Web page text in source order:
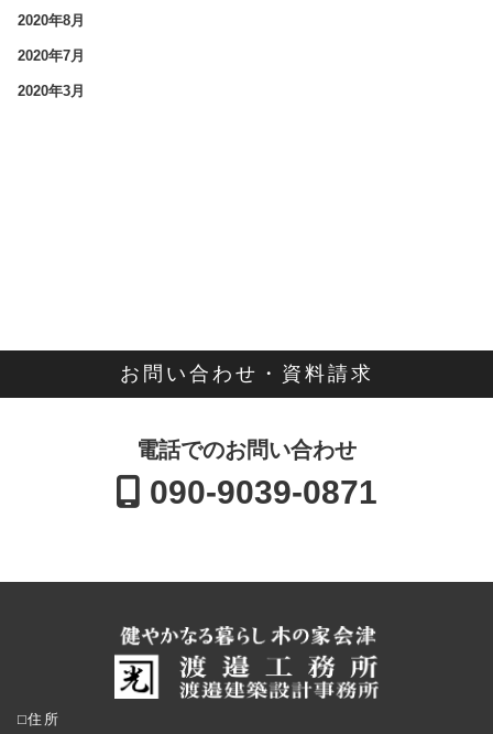
2020年8月
2020年7月
2020年3月
お問い合わせ・資料請求
電話でのお問い合わせ
090-9039-0871
⬜︎住所